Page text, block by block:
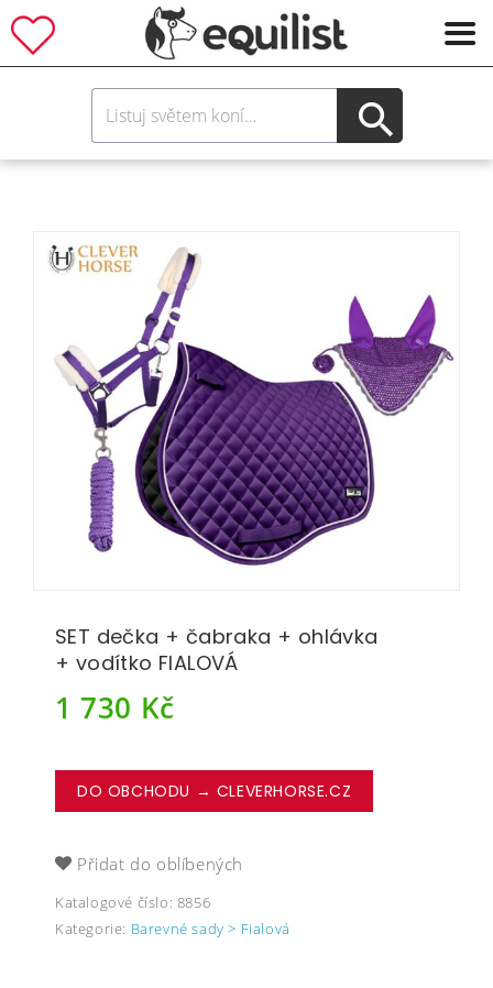
SET dečka + čabraka + ohlávka
+ vodítko FIALOVÁ
1 730 Kč
DO OBCHODU → CLEVERHORSE.CZ
Přidat do oblíbených
Katalogové číslo: 8856
Kategorie: Barevné sady > Fialová